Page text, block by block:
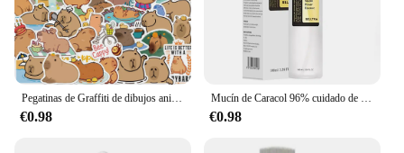
Pegatinas de Graffiti de dibujos animados de animales de Capybara, 50 piezas, para teléfono, guitarra, portátil, cuaderno, Maleta, taza, impermeable, juguete para niños
€0.98
Mucín de Caracol 96% cuidado de la piel coreano esencia para el rostro decoloración líneas finas esencia reparadora reafirmante caracol Facial brillo antienvejecimiento
€0.98